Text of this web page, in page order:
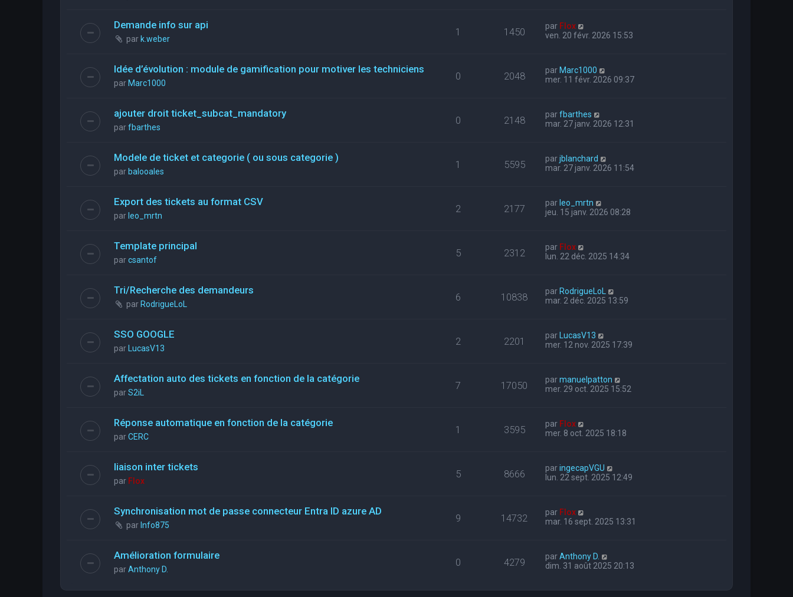
Demande info sur api
par k.weber
1 1450 par Flox
ven. 20 févr. 2026 15:53
Idée d’évolution : module de gamification pour motiver les techniciens
par Marc1000
0 2048 par Marc1000
mer. 11 févr. 2026 09:37
ajouter droit ticket_subcat_mandatory
parfbarthes
0 2148 parfbarthes
mar. 27 janv. 2026 12:31
Modele de ticket et categorie ( ou sous categorie )
par balooales
1 5595 parjblanchard
mar. 27 janv. 2026 11:54
Export des tickets au format CSV
par leo_mrtn
2 2177 par leo_mrtn
jeu. 15 janv. 2026 08:28
Template principal
parcsantof
5 2312 par Flox
lun. 22 déc. 2025 14:34
Tri/Recherche des demandeurs
par RodrigueLoL
6 10838 par RodrigueLoL
mar. 2 déc. 2025 13:59
SSO GOOGLE
par LucasV13
2 2201 par
LucasV13
mer. 12 nov. 2025 17:39
Affectation auto des tickets en fonction de la catégorie
parS2iL
7 17050 parmanuelpatton
mer. 29 oct. 2025 15:52
Réponse automatique en fonction de la catégorie
parCERC
1 3595 par Flox
mer. 8 oct. 2025 18:18
liaison inter tickets
par Flox
5 8666 paringecapVGU
lun. 22 sept. 2025 12:49
Synchronisation mot de passe connecteur Entra ID azure AD
par Info875
9 14732 par Flox
mar. 16 sept. 2025 13:31
Amélioration formulaire
parAnthony D.
0 4279 parAnthony D.
dim. 31 août 2025 20:13